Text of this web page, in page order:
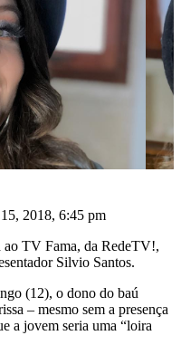
2018, 6:45 pm
ao TV Fama, da RedeTV!,
Silvio Santos.
(12), o dono do baú
– mesmo sem a presença
a jovem seria uma “loira